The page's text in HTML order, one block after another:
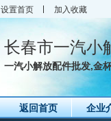
设置首页 加入收藏
长春市一汽小
一汽小解放配件批发,金
返回首页 企业